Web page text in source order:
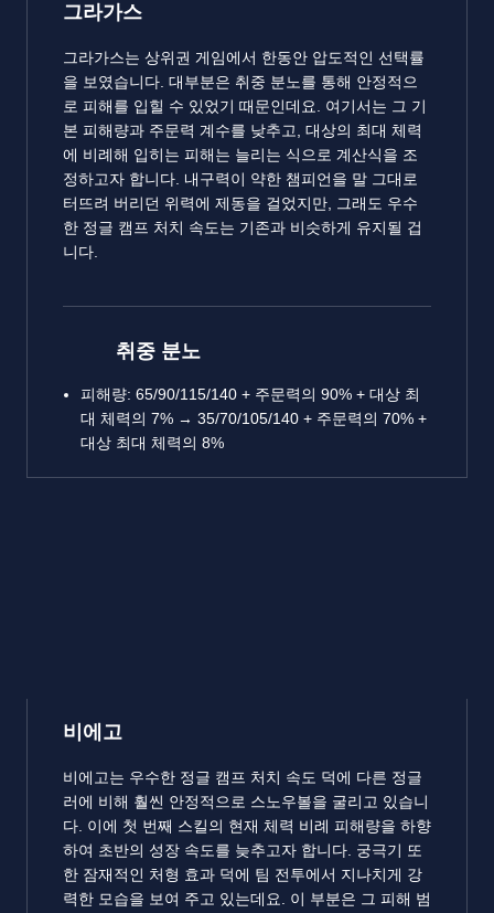
그라가스
그라가스는 상위권 게임에서 한동안 압도적인 선택률
을 보였습니다. 대부분은 취중 분노를 통해 안정적으
로 피해를 입힐 수 있었기 때문인데요. 여기서는 그 기
본 피해량과 주문력 계수를 낮추고, 대상의 최대 체력
에 비례해 입히는 피해는 늘리는 식으로 계산식을 조
정하고자 합니다. 내구력이 약한 챔피언을 말 그대로
터뜨려 버리던 위력에 제동을 걸었지만, 그래도 우수
한 정글 캠프 처치 속도는 기존과 비슷하게 유지될 겁
니다.
취중 분노
피해량: 65/90/115/140 + 주문력의 90% + 대상 최
대 체력의 7% → 35/70/105/140 + 주문력의 70% +
대상 최대 체력의 8%
비에고
비에고는 우수한 정글 캠프 처치 속도 덕에 다른 정글
러에 비해 훨씬 안정적으로 스노우볼을 굴리고 있습니
다. 이에 첫 번째 스킬의 현재 체력 비례 피해량을 하향
하여 초반의 성장 속도를 늦추고자 합니다. 궁극기 또
한 잠재적인 처형 효과 덕에 팀 전투에서 지나치게 강
력한 모습을 보여 주고 있는데요. 이 부분은 그 피해 범